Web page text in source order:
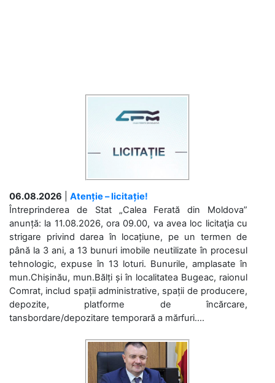
06.08.2026
Atenție – licitație!
Întreprinderea de Stat „Calea Ferată din Moldova”
anunță: la 11.08.2026, ora 09.00, va avea loc licitaţia cu
strigare privind darea în locațiune, pe un termen de
până la 3 ani, a 13 bunuri imobile neutilizate în procesul
tehnologic, expuse în 13 loturi. Bunurile, amplasate în
mun.Chișinău, mun.Bălți și în localitatea Bugeac, raionul
Comrat, includ spații administrative, spații de producere,
depozite, platforme de încărcare,
tansbordare/depozitare temporară a mărfuri....